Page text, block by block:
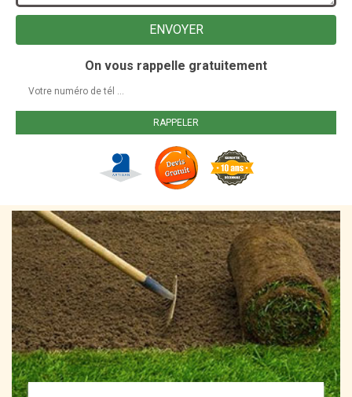
On vous rappelle gratuitement